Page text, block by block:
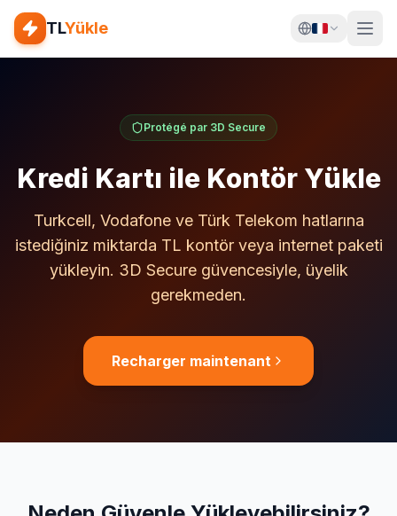
TLYükle
Protégé par 3D Secure
Kredi Kartı ile Kontör Yükle
Turkcell, Vodafone ve Türk Telekom hatlarına
istediğiniz miktarda TL kontör veya internet paketi
yükleyin. 3D Secure güvencesiyle, üyelik
gerekmeden.
Recharger maintenant